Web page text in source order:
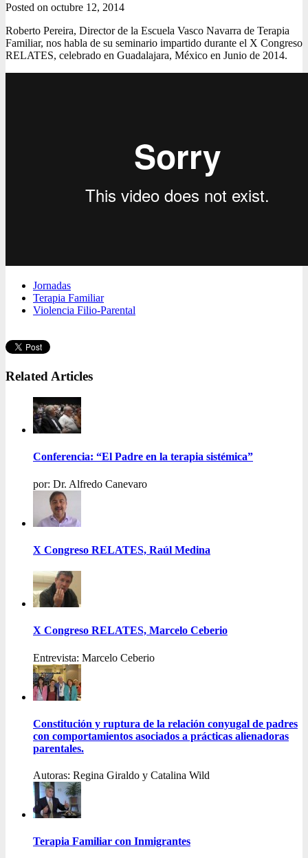
Posted on octubre 12, 2014
Roberto Pereira, Director de la Escuela Vasco Navarra de Terapia
Familiar, nos habla de su seminario impartido durante el X Congreso
RELATES, celebrado en Guadalajara, México en Junio de 2014.
Jornadas
Terapia Familiar
Violencia Filio-Parental
Related Articles
Conferencia: “El Padre en la terapia sistémica”
por: Dr. Alfredo Canevaro
X Congreso RELATES, Raúl Medina
X Congreso RELATES, Marcelo Ceberio
Entrevista: Marcelo Ceberio
Constitución y ruptura de la relación conyugal de padres
con comportamientos asociados a prácticas alienadoras
parentales.
Autoras: Regina Giraldo y Catalina Wild
Terapia Familiar con Inmigrantes